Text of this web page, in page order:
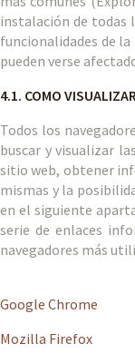
instalación de todas
funcionalidades de
pueden verse
4.1. COMO
Todos los
buscar y visualizar
sitio web, obtener
mismas y la
en el siguiente
serie de enlaces
navegadores más
Google Chrome
Mozilla Firefox